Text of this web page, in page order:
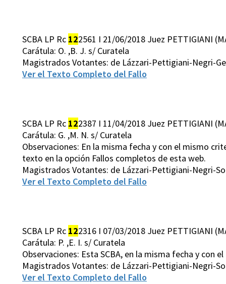
SCBA LP Rc 122561 I 21/06/2018 Juez PETTIGIANI
Carátula: O. ,B. J. s/ Curatela
Magistrados Votantes: de Lázzari-Pettigiani-Negri-
Ver el Texto Completo del Fallo
SCBA LP Rc 122387 I 11/04/2018 Juez PETTIGIANI
Carátula: G. ,M. N. s/ Curatela
Observaciones: En la misma fecha y con el mismo
texto en la opción Fallos completos de esta web.
Magistrados Votantes: de Lázzari-Pettigiani-Negri-
Ver el Texto Completo del Fallo
SCBA LP Rc 122316 I 07/03/2018 Juez PETTIGIANI
Carátula: P. ,E. I. s/ Curatela
Observaciones: Esta SCBA, en la misma fecha y con
Magistrados Votantes: de Lázzari-Pettigiani-Negri-
Ver el Texto Completo del Fallo